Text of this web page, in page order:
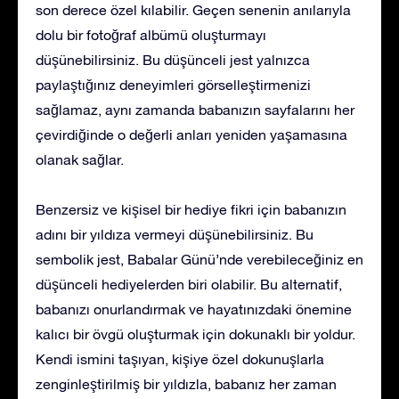
son derece özel kılabilir. Geçen senenin anılarıyla
dolu bir fotoğraf albümü oluşturmayı
düşünebilirsiniz. Bu düşünceli jest yalnızca
paylaştığınız deneyimleri görselleştirmenizi
sağlamaz, aynı zamanda babanızın sayfalarını her
çevirdiğinde o değerli anları yeniden yaşamasına
olanak sağlar.
Benzersiz ve kişisel bir hediye fikri için babanızın
adını bir yıldıza vermeyi düşünebilirsiniz. Bu
sembolik jest, Babalar Günü’nde verebileceğiniz en
düşünceli hediyelerden biri olabilir. Bu alternatif,
babanızı onurlandırmak ve hayatınızdaki önemine
kalıcı bir övgü oluşturmak için dokunaklı bir yoldur.
Kendi ismini taşıyan, kişiye özel dokunuşlarla
zenginleştirilmiş bir yıldızla, babanız her zaman